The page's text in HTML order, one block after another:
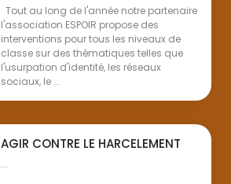
Tout au long de l'année notre partenaire
l'association ESPOIR propose des
interventions pour tous les niveaux de
classe sur des thématiques telles que
l'usurpation d'identité, les réseaux
sociaux, le ...
AGIR CONTRE LE HARCELEMENT
...